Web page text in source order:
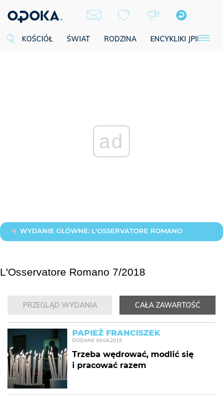
KOŚCIÓŁ ŚWIAT RODZINA ENCYKLIKI JPII
ad
WYDANIE GŁÓWNE: L'OSSERVATORE ROMANO
L'Osservatore Romano 7/2018
PRZEGLĄD WYDANIA CAŁA ZAWARTOŚĆ
PAPIEŻ FRANCISZEK
DODANE 09.04.2019
Trzeba wędrować, modlić się
i pracować razem